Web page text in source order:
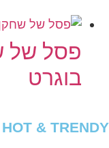
פסל של
בוגרט
HOT & TRENDY